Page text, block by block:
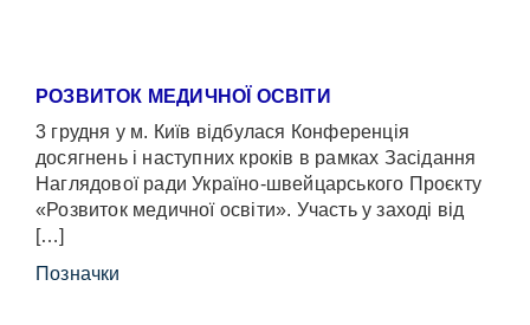
РОЗВИТОК МЕДИЧНОЇ ОСВІТИ
3 грудня у м. Київ відбулася Конференція
досягнень і наступних кроків в рамках Засідання
Наглядової ради Україно-швейцарського Проєкту
«Розвиток медичної освіти». Участь у заході від
[…]
Позначки